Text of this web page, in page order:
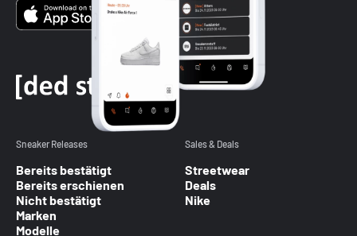
Sneaker Releases
Bereits bestätigt
Bereits erschienen
Nicht bestätigt
Marken
Modelle
Sales & Deals
Streetwear
Deals
Nike